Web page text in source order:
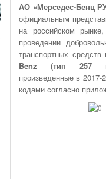
АО «Мерседес-Бенц
официальным
на российском
проведении
транспортных средств
Benz (тип 257
произведенные в 2017-
кодами согласно